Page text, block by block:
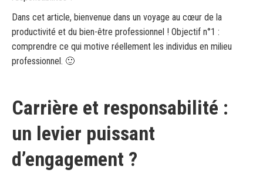
Dans cet article, bienvenue dans un voyage au cœur de la
productivité et du bien-être professionnel ! Objectif n°1 :
comprendre ce qui motive réellement les individus en milieu
professionnel. 🙂
Carrière et responsabilité :
un levier puissant
d’engagement ?